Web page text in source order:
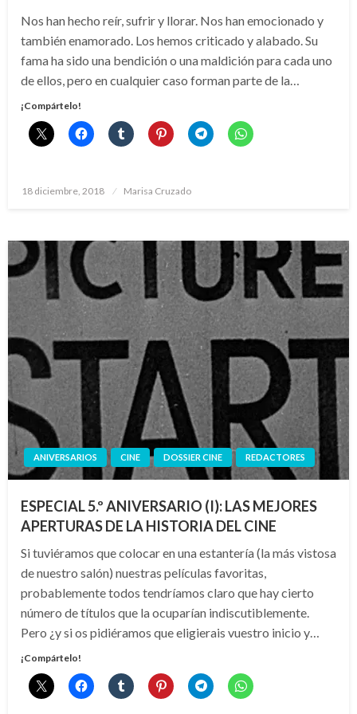
Nos han hecho reír, sufrir y llorar. Nos han emocionado y
también enamorado. Los hemos criticado y alabado. Su
fama ha sido una bendición o una maldición para cada uno
de ellos, pero en cualquier caso forman parte de la…
¡Compártelo!
Publicado
18 diciembre, 2018 Marisa Cruzado
ANIVERSARIOS CINE DOSSIER CINE REDACTORES
ESPECIAL 5.º ANIVERSARIO (I): LAS MEJORES
APERTURAS DE LA HISTORIA DEL CINE
Si tuviéramos que colocar en una estantería (la más vistosa
de nuestro salón) nuestras películas favoritas,
probablemente todos tendríamos claro que hay cierto
número de títulos que la ocuparían indiscutiblemente.
Pero ¿y si os pidiéramos que eligierais vuestro inicio y…
¡Compártelo!